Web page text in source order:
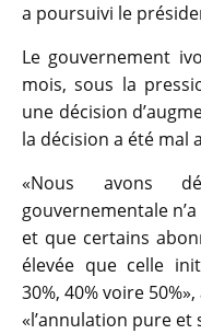
a poursuivi le
Le gouvernement
mois, sous la
une décision
la décision a été mal
«Nous avons
gouvernementale
et que certains
élevée que celle
30%, 40% voire
«l’annulation pure et